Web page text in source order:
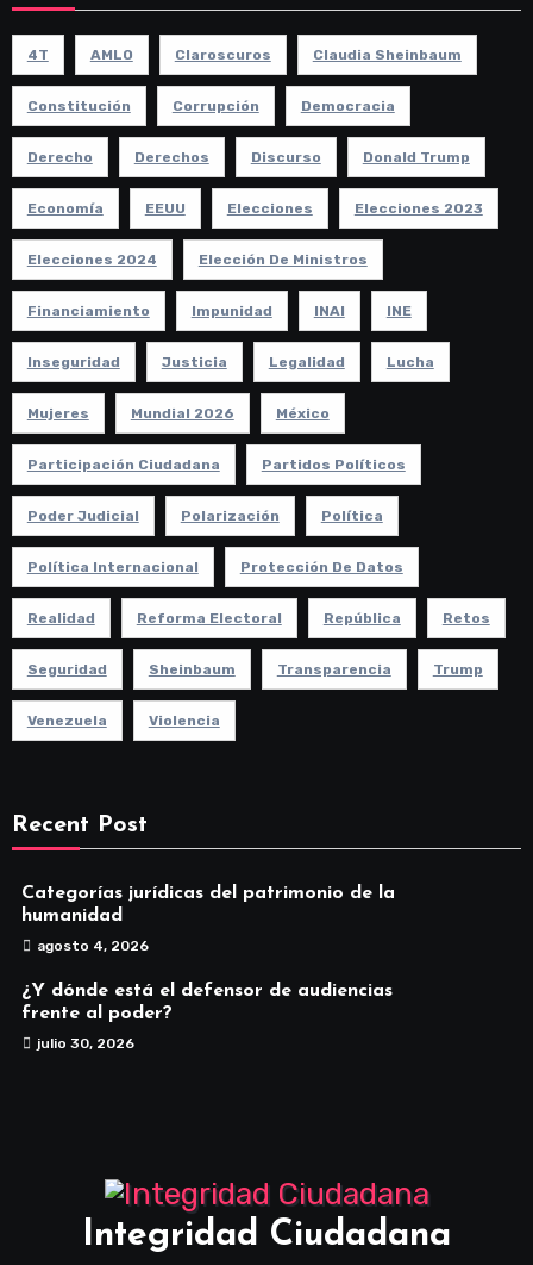
4T AMLO Claroscuros Claudia Sheinbaum
Constitución Corrupción Democracia
Derecho Derechos Discurso Donald Trump
Economía EEUU Elecciones Elecciones 2023
Elecciones 2024 Elección De Ministros
Financiamiento Impunidad INAI INE
Inseguridad Justicia Legalidad Lucha
Mujeres Mundial 2026 México
Participación Ciudadana Partidos Políticos
Poder Judicial Polarización Política
Política Internacional Protección De Datos
Realidad Reforma Electoral República Retos
Seguridad Sheinbaum Transparencia Trump
Venezuela Violencia
Recent Post
Categorías jurídicas del patrimonio de la
humanidad
agosto 4, 2026
¿Y dónde está el defensor de audiencias
frente al poder?
julio 30, 2026
Integridad Ciudadana